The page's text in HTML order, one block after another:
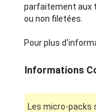
parfaitement aux
ou non filetées.
Pour plus
Informations
Les micro-packs